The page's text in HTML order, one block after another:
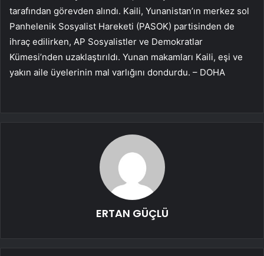
tarafından görevden alındı. Kaili, Yunanistan’ın merkez sol
Panhelenik Sosyalist Hareketi (PASOK) partisinden de
ihraç edilirken, AP Sosyalistler ve Demokratlar
Kümesi’nden uzaklaştırıldı. Yunan makamları Kaili, eşi ve
yakın aile üyelerinin mal varlığını dondurdu. – DOHA
ERTAN GÜÇLÜ